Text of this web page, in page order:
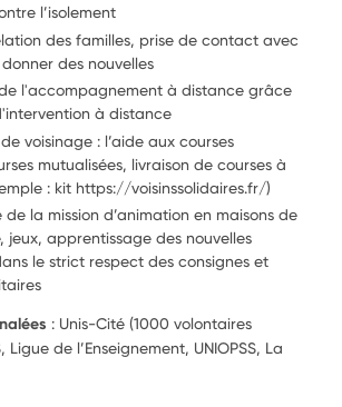
l’isolement
des familles, prise de contact avec
des nouvelles
l'accompagnement à distance grâce
à distance
voisinage : l’aide aux courses
mutualisées, livraison de courses à
: kit https://voisinssolidaires.fr/)
de la mission d’animation en maisons de
jeux, apprentissage des nouvelles
le strict respect des consignes et
: Unis-Cité (1000 volontaires
Ligue de l’Enseignement, UNIOPSS, La